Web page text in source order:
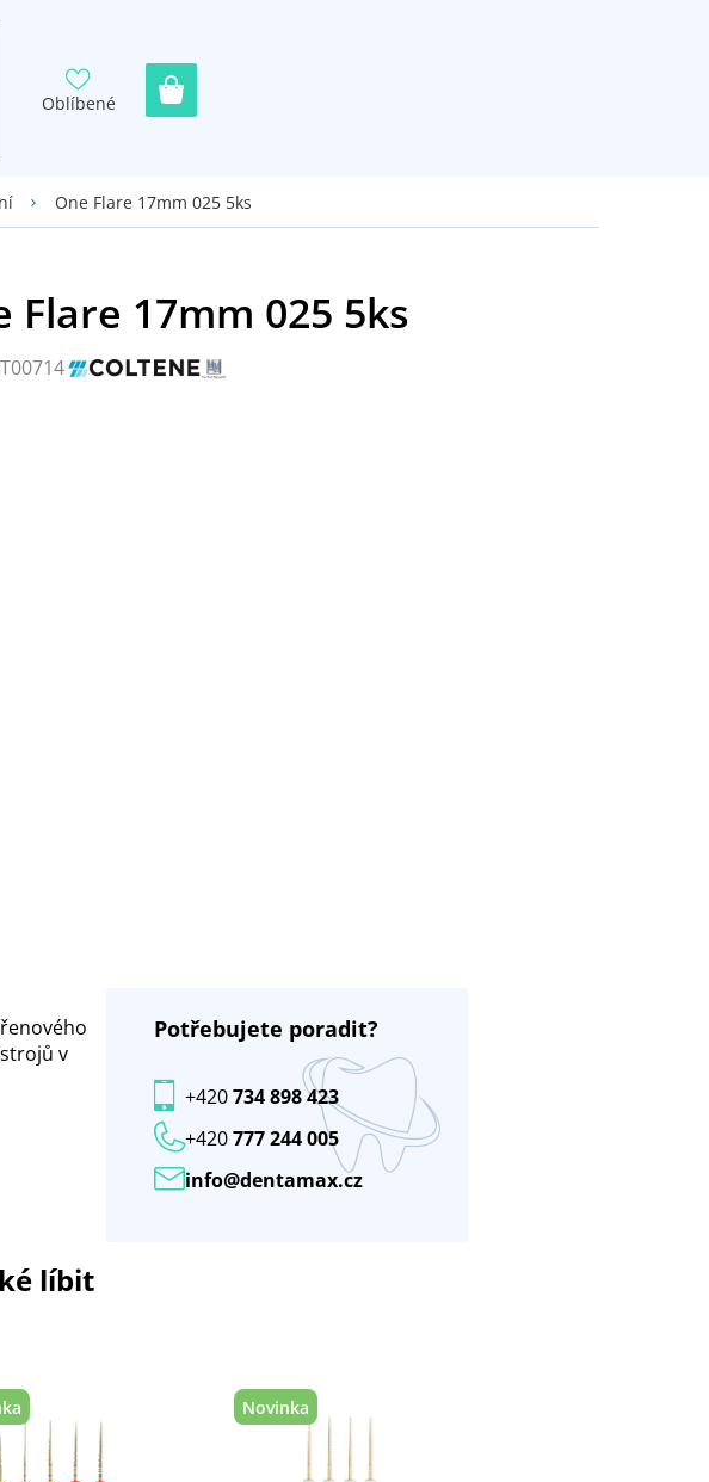
Oblíbené
One Flare 17mm 025 5ks
v
Potřebujete poradit?
info@dentamax.cz
+420777 244 005
+420734 898 423
líbit
Novinka